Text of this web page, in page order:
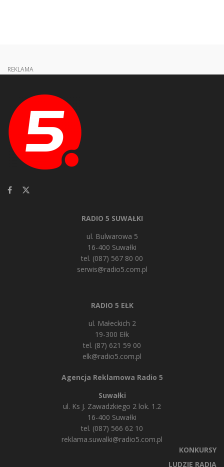
REKLAMA
RADIO 5 SUWAŁKI
ul. Bulwarowa 5
16-400 Suwałki
tel. (087) 567 80 00
serwis@radio5.com.pl
RADIO 5 EŁK
ul. Małeckich 2
19-300 Ełk
tel. (87) 621 59 00
elk@radio5.com.pl
Agencja Reklamowa Radio 5
Suwałki
ul. Ks J. Zawadzkiego 2 lok. 1.2
16-400 Suwałki
tel. (087) 566 62 10
reklama.suwalki@radio5.com.pl
KONKURSY
LUDZIE RADIA